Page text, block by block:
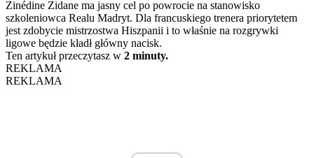
Zinédine Zidane ma jasny cel po powrocie na stanowisko
szkoleniowca Realu Madryt. Dla francuskiego trenera priorytetem
jest zdobycie mistrzostwa Hiszpanii i to właśnie na rozgrywki
ligowe będzie kładł główny nacisk.
Ten artykuł przeczytasz w 2 minuty.
REKLAMA
REKLAMA